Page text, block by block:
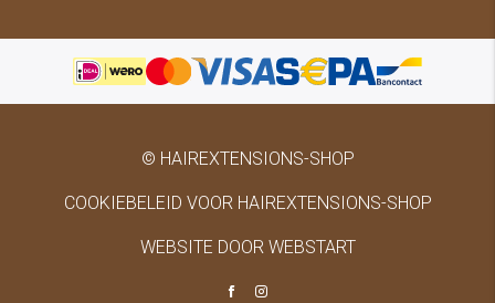
© HAIREXTENSIONS-SHOP
COOKIEBELEID VOOR HAIREXTENSIONS-SHOP
WEBSITE DOOR WEBSTART